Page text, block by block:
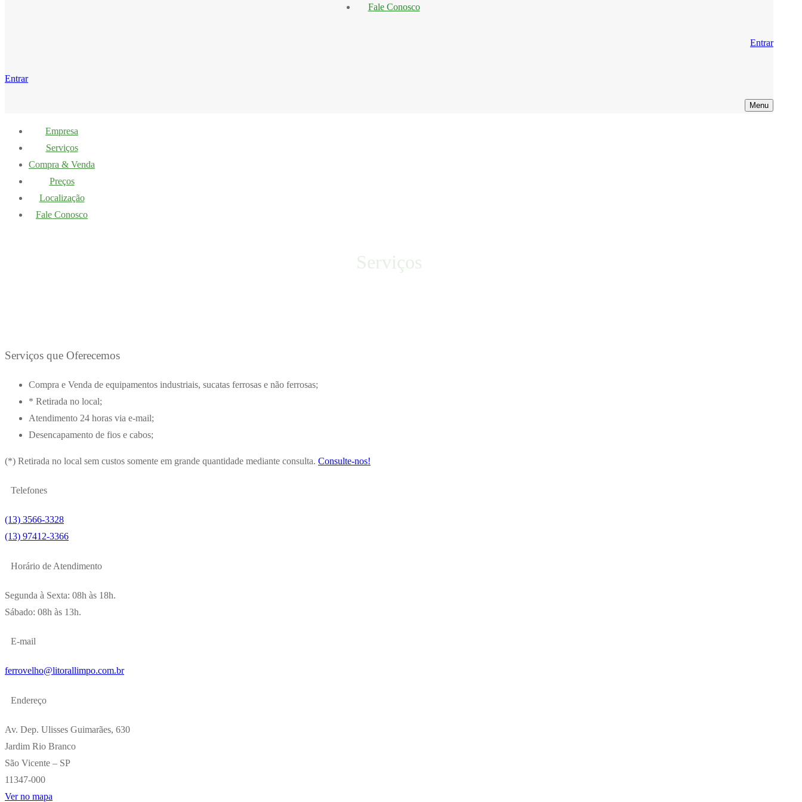
Fale Conosco
Entrar
Entrar
Menu
Empresa
Serviços
Compra & Venda
Preços
Localização
Fale Conosco
Serviços
Serviços que Oferecemos
Compra e Venda de equipamentos industriais, sucatas ferrosas e não ferrosas;
* Retirada no local;
Atendimento 24 horas via e-mail;
Desencapamento de fios e cabos;
(*) Retirada no local sem custos somente em grande quantidade mediante consulta. Consulte-nos!
Telefones
(13) 3566-3328
(13) 97412-3366
Horário de Atendimento
Segunda à Sexta: 08h às 18h.
Sábado: 08h às 13h.
E-mail
ferrovelho@litorallimpo.com.br
Endereço
Av. Dep. Ulisses Guimarães, 630
Jardim Rio Branco
São Vicente – SP
11347-000
Ver no mapa